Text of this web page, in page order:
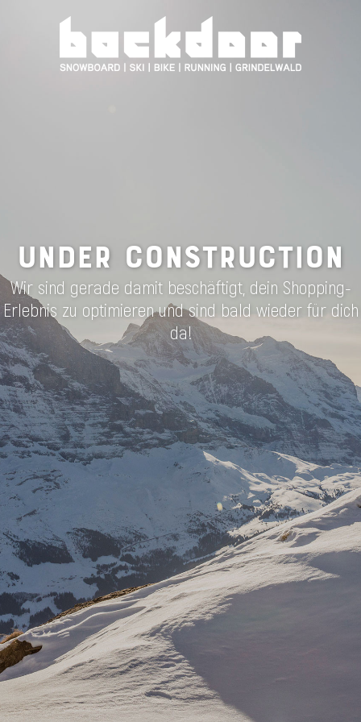
UNDER CONSTRUCTION
Wir sind gerade damit beschäftigt, dein Shopping-
Erlebnis zu optimieren und sind bald wieder für dich
da!